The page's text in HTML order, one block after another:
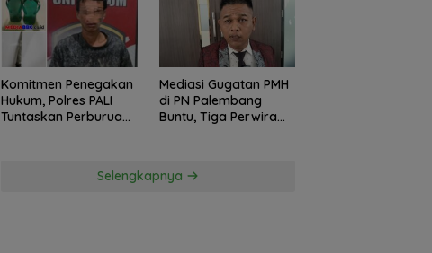
Komitmen Penegakan
Hukum, Polres PALI
Tuntaskan Perburuan
Mediasi Gugatan PMH
di PN Palembang
Buntu, Tiga Perwira
Pertanyakan
Selengkapnya